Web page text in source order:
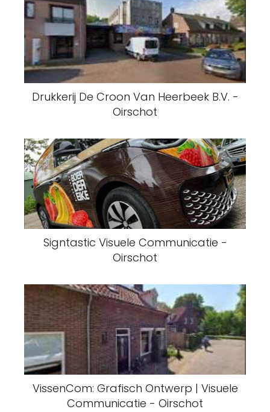
Drukkerij De Croon Van Heerbeek B.V. -
Oirschot
Signtastic Visuele Communicatie -
Oirschot
VissenCom: Grafisch Ontwerp | Visuele
Communicatie - Oirschot